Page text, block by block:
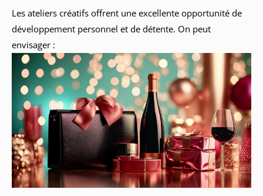
Les ateliers créatifs offrent une excellente opportunité de
développement personnel et de détente. On peut
envisager :